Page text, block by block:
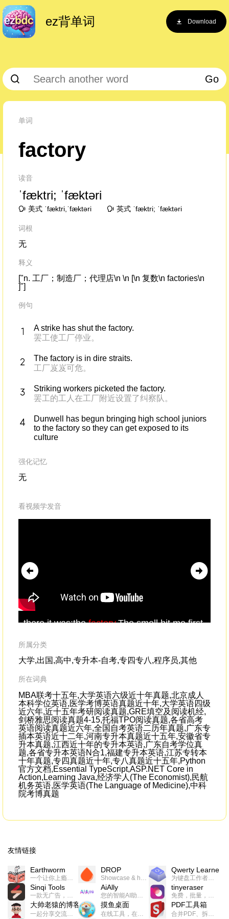
ez背单词 Download
Go
单词
factory
读音
ˈfæktri; ˈfæktəri
美式 ˈfæktri,ˈfæktəri 英式 ˈfæktri; ˈfæktəri
词根
无
释义
["n. 工厂；制造厂；代理店\n \n [\n 复数\n factories\n
]"]
例句
A strike has shut the factory.
罢工使工厂停业。
The factory is in dire straits.
工厂岌岌可危。
Striking workers picketed the factory.
罢工的工人在工厂附近设置了纠察队。
Dunwell has begun bringing high school juniors
to the factory so they can get exposed to its
culture
强化记忆
无
看视频学发音
there it was:thefactory.The smell hit me first.
所属分类
大学,出国,高中,专升本-自考,专四专八,程序员,其他
所在词典
MBA联考十五年,大学英语六级近十年真题,北京成人
本科学位英语,医学考博英语真题近十年,大学英语四级
近六年,近十五年考研阅读真题,GRE填空及阅读机经,
剑桥雅思阅读真题4-15,托福TPO阅读真题,各省高考
英语阅读真题近六年,全国自考英语二历年真题,广东专
插本英语近十二年,河南专升本真题近十五年,安徽省专
升本真题,江西近十年的专升本英语,广东自考学位真
题,各省专升本英语N合1,福建专升本英语,江苏专转本
十年真题,专四真题近十年,专八真题近十五年,Python
官方文档,Essential TypeScript,ASP.NET Core in
Action,Learning Java,经济学人(The Economist),民航
机务英语,医学英语(The Language of Medicine),中科
院考博真题
友情链接
Earthworm DROP Qwerty Learner
为键盘工作者设计的单词与肌肉记忆锻炼软件
Sinqi Tools AiAlly tinyeraser
大帅老猿的博客 摸鱼桌面 PDF工具箱
合并PDF、拆分PDF、旋转PDF、裁剪PDF、转换PDF、加密PDF、解密PDF、PDF加水印等多种PDF处理功能